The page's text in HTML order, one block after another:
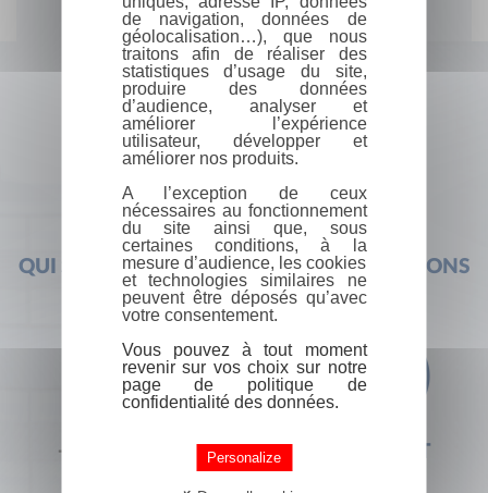
QUI SOMMES-NOUS ?FOIRE AUX QUESTIONS
+33 (0) 1 44 41 29 19 CONTACT
de navigation, données de
géolocalisation…), que nous
traitons afin de réaliser des
statistiques d’usage du site,
produire des données
d’audience, analyser et
améliorer l’expérience
utilisateur, développer et
améliorer nos produits.
A l’exception de ceux
nécessaires au fonctionnement
du site ainsi que, sous
certaines conditions, à la
mesure d’audience, les cookies
et technologies similaires ne
peuvent être déposés qu’avec
votre consentement.
Vous pouvez à tout moment
revenir sur vos choix sur notre
page de politique de
confidentialité des données.
Personalize